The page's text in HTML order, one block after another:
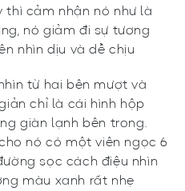
cảm nhận nó như là
nó giảm đi sự tương
nhìn dịu và dễ chịu
từ hai bên mượt và
chỉ là cái hình hộp
giàn lạnh bên trong.
nó có một viên ngọc 6
sọc cách điệu nhìn
màu xanh rất nhẹ